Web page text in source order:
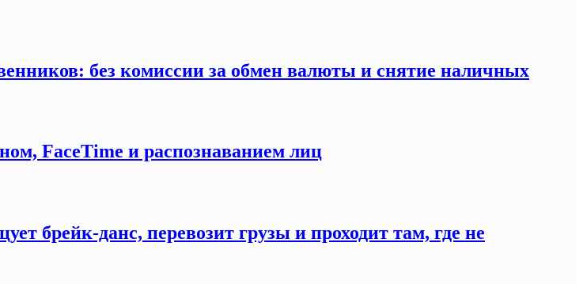
без комиссии за обмен валюты и снятие наличных
FaceTime и распознаванием лиц
брейк-данс, перевозит грузы и проходит там, где не